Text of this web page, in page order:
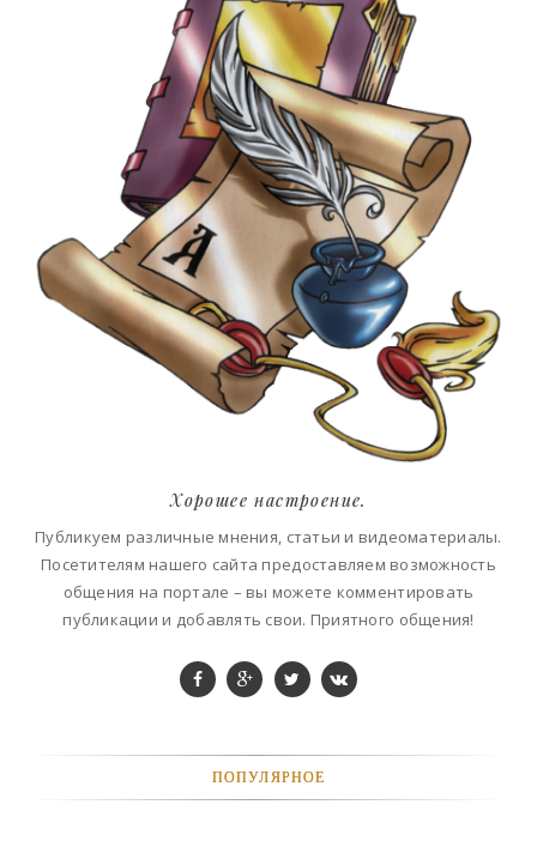
Хорошее настроение.
Публикуем различные мнения, статьи и видеоматериалы.
Посетителям нашего сайта предоставляем возможность
общения на портале – вы можете комментировать
публикации и добавлять свои. Приятного общения!
ПОПУЛЯРНОЕ